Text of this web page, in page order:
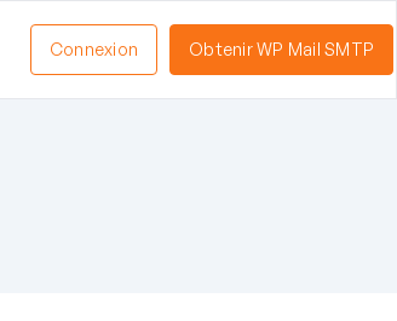
Connexion Obtenir WP Mail SMTP